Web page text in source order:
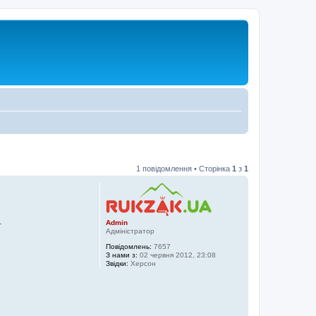
1 повідомлення • Сторінка 1 з 1
Admin
Адміністратор
Повідомлень: 7657
З нами з: 02 червня 2012, 23:08
Звідки: Херсон